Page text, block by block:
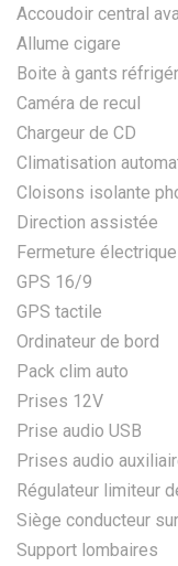
Accoudoir central
Allume cigare
Boite à gants
Caméra de recul
Chargeur de CD
Climatisation
Cloisons isolante
Direction assistée
Fermeture
GPS 16/9
GPS tactile
Ordinateur de bord
Pack clim auto
Prises 12V
Prise audio USB
Prises audio
Régulateur limiteur
Siège conducteur
Support lombaires